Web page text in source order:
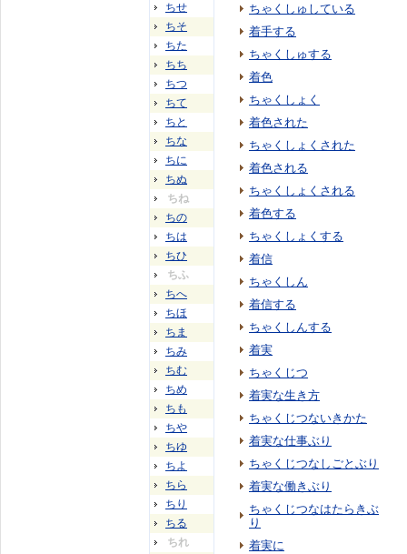
ちせ
ちそ
ちた
ちち
ちつ
ちて
ちと
ちな
ちに
ちぬ
ちね
ちの
ちは
ちひ
ちふ
ちへ
ちほ
ちま
ちみ
ちむ
ちめ
ちも
ちや
ちゆ
ちよ
ちら
ちり
ちる
ちれ
ちゃくしゅしている
着手する
ちゃくしゅする
着色
ちゃくしょく
着色された
ちゃくしょくされた
着色される
ちゃくしょくされる
着色する
ちゃくしょくする
着信
ちゃくしん
着信する
ちゃくしんする
着実
ちゃくじつ
着実な生き方
ちゃくじつないきかた
着実な仕事ぶり
ちゃくじつなしごとぶり
着実な働きぶり
ちゃくじつなはたらきぶ
り
着実に